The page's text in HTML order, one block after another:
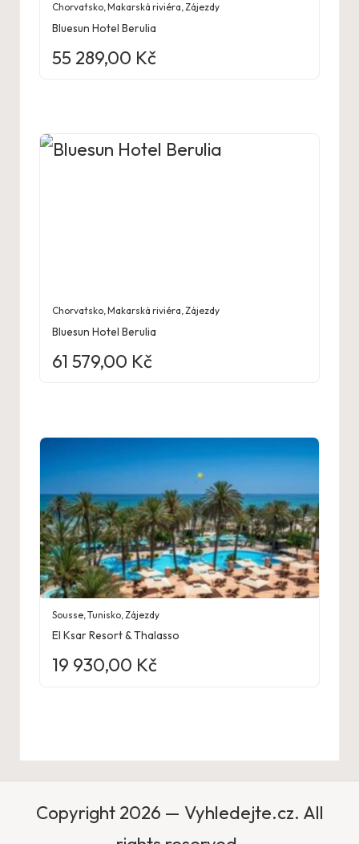
Chorvatsko,Makarská riviéra,Zájezdy
Bluesun Hotel Berulia
55 289,00 Kč
Chorvatsko,Makarská riviéra,Zájezdy
Bluesun Hotel Berulia
61 579,00 Kč
Sousse ,Tunisko Zájezdy
El Ksar Resort & Thalasso
19 930,00 Kč
Copyright 2026 — Vyhledejte.cz. All